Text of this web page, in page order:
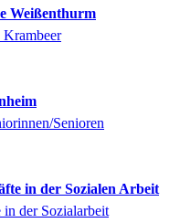
Weißenthurm
Senioren
in der Sozialen Arbeit
der Sozialarbeit